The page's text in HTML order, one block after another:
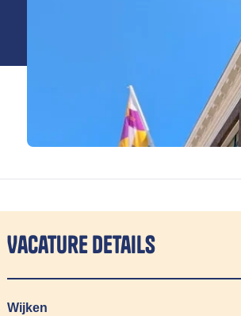
Vacature details
Wijken